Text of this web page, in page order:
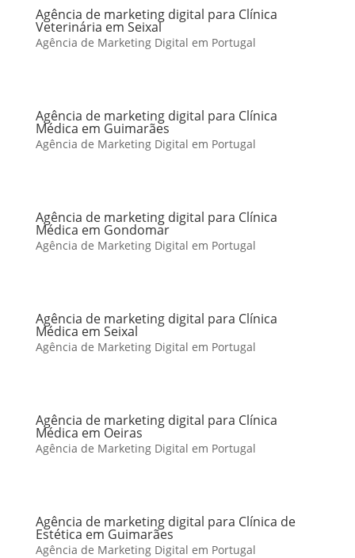
Agência de marketing digital para Clínica
Veterinária em Seixal
Agência de Marketing Digital em Portugal
Agência de marketing digital para Clínica
Médica em Guimarães
Agência de Marketing Digital em Portugal
Agência de marketing digital para Clínica
Médica em Gondomar
Agência de Marketing Digital em Portugal
Agência de marketing digital para Clínica
Médica em Seixal
Agência de Marketing Digital em Portugal
Agência de marketing digital para Clínica
Médica em Oeiras
Agência de Marketing Digital em Portugal
Agência de marketing digital para Clínica de
Estética em Guimarães
Agência de Marketing Digital em Portugal